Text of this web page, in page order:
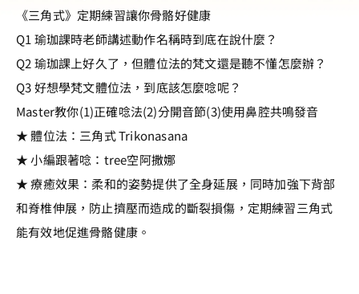
《三角式》定期練習讓你骨骼好健康
Q1 瑜珈課時老師講述動作名稱時到底在說什麼？
Q2 瑜珈課上好久了，但體位法的梵文還是聽不懂怎麼辦？
Q3 好想學梵文體位法，到底該怎麼唸呢？
Master教你(1)正確唸法(2)分開音節(3)使用鼻腔共鳴發音
★ 體位法：三角式 Trikonasana
★ 小編跟著唸：tree空阿撒娜
★ 療癒效果：柔和的姿勢提供了全身延展，同時加強下背部
和脊椎伸展，防止擠壓而造成的斷裂損傷，定期練習三角式
能有效地促進骨骼健康。